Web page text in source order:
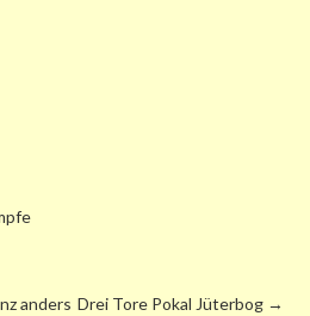
anders Drei Tore Pokal Jüterbog →